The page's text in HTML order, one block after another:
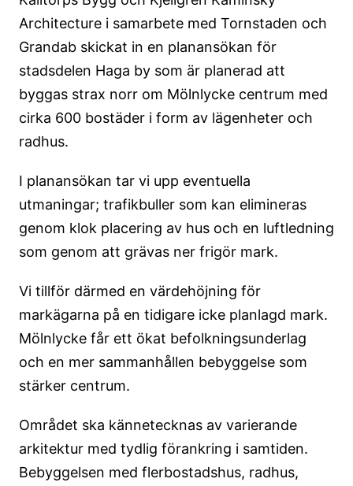
Architecture i samarbete med Tornstaden och
Grandab skickat in en planansökan för
stadsdelen Haga by som är planerad att
byggas strax norr om Mölnlycke centrum med
cirka 600 bostäder i form av lägenheter och
radhus.
I planansökan tar vi upp eventuella
utmaningar; trafikbuller som kan elimineras
genom klok placering av hus och en luftledning
som genom att grävas ner frigör mark.
Vi tillför därmed en värdehöjning för
markägarna på en tidigare icke planlagd mark.
Mölnlycke får ett ökat befolkningsunderlag
och en mer sammanhållen bebyggelse som
stärker centrum.
Området ska kännetecknas av varierande
arkitektur med tydlig förankring i samtiden.
Bebyggelsen med flerbostadshus, radhus,